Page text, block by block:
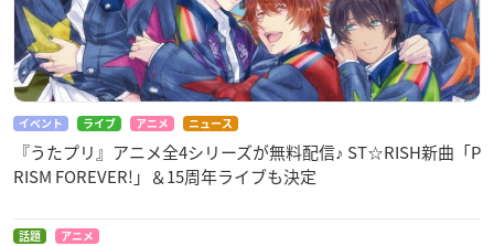
イベント ライブ アニメ ニュース
『うたプリ』アニメ全4シリーズが無料配信♪ ST☆RISH新曲「P
RISM FOREVER!」＆15周年ライブも決定
話題 アニメ